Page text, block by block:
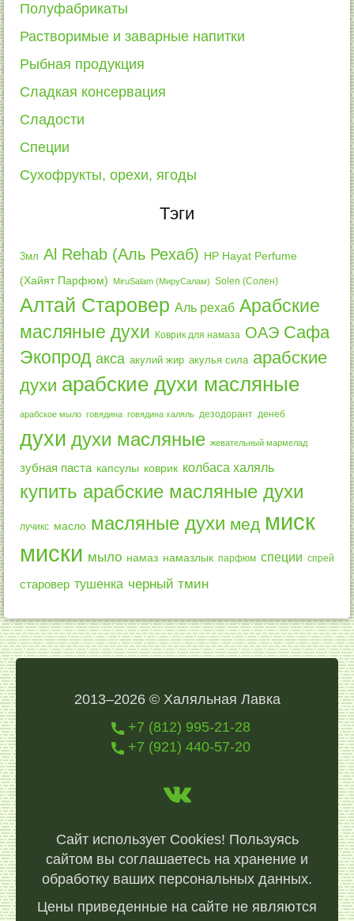
Полуфабрикаты
Растворимые и заварные напитки
Рыбная продукция
Сладкая консервация
Сладости
Специи
Сухофрукты, орехи, ягоды
Тэги
3мл Al Rehab (Аль Рехаб) HP Hayat Perfume
(Хайят Парфюм) MiruSalam (МируСалам) Solen (Солен)
Алтай Старовер Аль рехаб Арабские
масляные духи
Коврик для намаза ОАЭ Сафа
Экопрод акса акулий жир акулья сила арабские
духи арабские духи масляные
арабское мыло говядина говядина халяль дезодорант денеб
духи духи масляные жевательный мармелад
зубная паста капсулы коврик колбаса халяль
купить арабские масляные духи
лучикс масло масляные духи мед миск
миски мыло намаз намазлык парфюм специи спрей
старовер тушенка черный тмин
2013–2026 © Халяльная Лавка
+7 (812) 995-21-28
+7 (921) 440-57-20
Сайт использует Cookies! Пользуясь
сайтом вы соглашаетесь на хранение и
обработку ваших персональных данных.
Цены приведенные на сайте не являются